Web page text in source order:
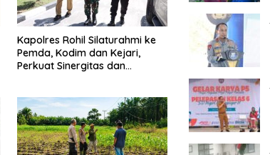
Kapolres Rohil Silaturahmi ke
Pemda, Kodim dan Kejari,
Perkuat Sinergitas dan